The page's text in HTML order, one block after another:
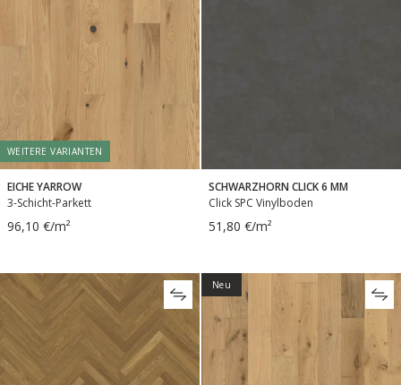
WEITERE VARIANTEN
EICHE YARROW
3-Schicht-Parkett
96,10 €/m²
SCHWARZHORN CLICK 6 MM
Click SPC Vinylboden
51,80 €/m²
Neu